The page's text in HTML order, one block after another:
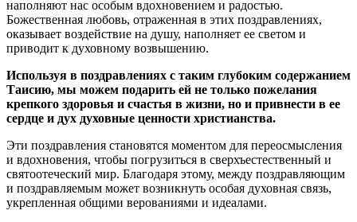
наполняют нас особым вдохновением и радостью.
Божественная любовь, отраженная в этих поздравлениях,
оказывает воздействие на душу, наполняет ее светом и
приводит к духовному возвышению.
Используя в поздравлениях с таким глубоким содержанием
Таисию, мы можем подарить ей не только пожелания
крепкого здоровья и счастья в жизни, но и привнести в ее
сердце и дух духовные ценности христианства.
Эти поздравления становятся моментом для переосмысления
и вдохновения, чтобы погрузиться в сверхъестественный и
святоотеческий мир. Благодаря этому, между поздравляющим
и поздравляемым может возникнуть особая духовная связь,
укрепленная общими верованиями и идеалами.